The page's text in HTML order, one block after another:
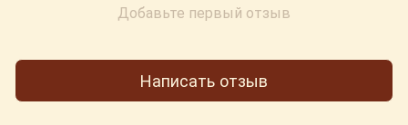
Добавьте первый отзыв
Написать отзыв